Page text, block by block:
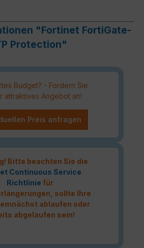
"Fortinet FortiGate-
Protection"
Budget? - Fordern Sie
attraktives Angebot an!
Preis anfragen
Bitte beachten Sie die
Continuous Service
Richtlinie für
sollte Ihre
ablaufen oder
abgelaufen sein!